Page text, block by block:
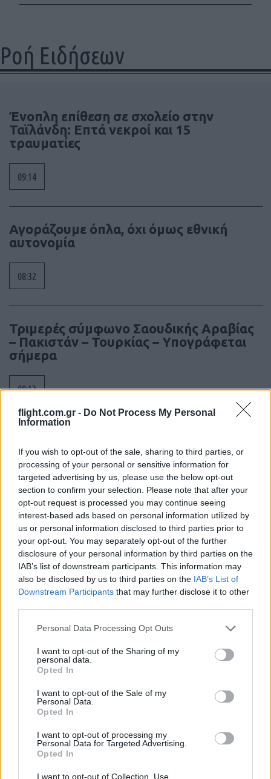
flight.com.gr - Do Not Process My Personal
Information
If you wish to opt-out of the sale, sharing to third parties, or
processing of your personal or sensitive information for
targeted advertising by us, please use the below opt-out
section to confirm your selection. Please note that after your
opt-out request is processed you may continue seeing
interest-based ads based on personal information utilized by
us or personal information disclosed to third parties prior to
your opt-out. You may separately opt-out of the further
disclosure of your personal information by third parties on the
IAB’s list of downstream participants. This information may
also be disclosed by us to third parties on the IAB’s List of
Downstream Participants that may further disclose it to other
Please note that this website/app uses one or more Google
not limited to your visit or usage behaviour. You may click to
grant or deny consent to Google and its third-party tags to
use your data for below specified purposes in below Google
consent section.
Personal Data Processing Opt Outs
I want to opt-out of the Sharing of my
personal data.
Opted In
I want to opt-out of the Sale of my
Personal Data.
Opted In
I want to opt-out of processing my
Personal Data for Targeted Advertising.
Opted In
I want to opt-out of Collection, Use,
Ροή Ειδήσεων
Ένοπλη επίθεση σε σχολείο στην
Ταϊλάνδη: Επτά νεκροί και 15
τραυματίες
09:14
Αγοράζουμε όπλα, όχι όμως εθνική
αυτονομία
08:32
Τριμερές σύμφωνο Σαουδικής Αραβίας
– Πακιστάν – Τουρκίας – Υπογράφεται
σήμερα
08:13
αόρατους κινδύνους στο gaming
07:08
ΣΑΝ ΣΗΜΕΡΑ – 6 Αυγούστου 1870:
Μάχες του Spicheren και του Wörth, ο
γερμανικός στρατός διαλύει τους
Γάλλους
SNCASE SE.5000 Baroudeur: το γαλλικό
μαχητικό που… ξέχασε τους τροχούς
προσγείωσης